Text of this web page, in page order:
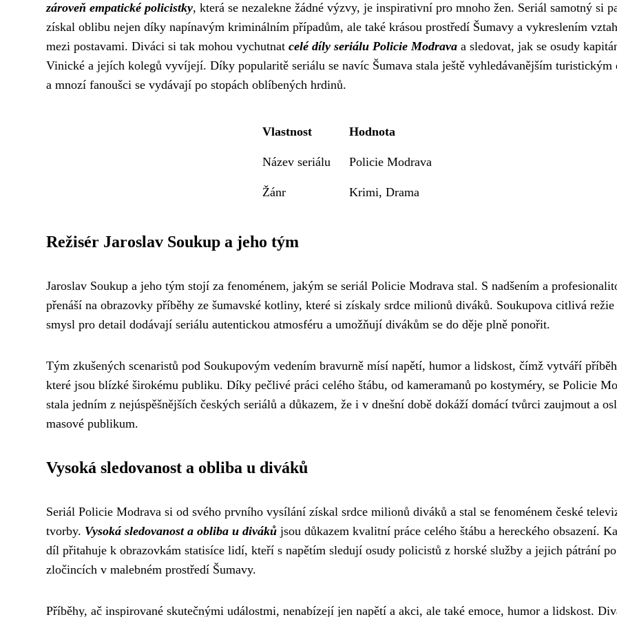
zároveň empatické policistky, která se nezalekne žádné výzvy, je inspirativní pro mnoho žen. Seriál samotný si
získal oblibu nejen díky napínavým kriminálním případům, ale také krásou prostředí Šumavy a vykreslením
mezi postavami. Diváci si tak mohou vychutnat celé díly seriálu Policie Modrava a sledovat, jak se osudy
Vinické a jejích kolegů vyvíjejí. Díky popularitě seriálu se navíc Šumava stala ještě vyhledávanějším turistickým
a mnozí fanoušci se vydávají po stopách oblíbených hrdinů.
Vlastnost Hodnota
Název seriálu Policie Modrava
Žánr Krimi, Drama
Režisér Jaroslav Soukup a jeho tým
Jaroslav Soukup a jeho tým stojí za fenoménem, jakým se seriál Policie Modrava stal. S nadšením a
přenáší na obrazovky příběhy ze šumavské kotliny, které si získaly srdce milionů diváků. Soukupova citlivá režie
smysl pro detail dodávají seriálu autentickou atmosféru a umožňují divákům se do děje plně ponořit.
Tým zkušených scenaristů pod Soukupovým vedením bravurně mísí napětí, humor a lidskost, čímž vytváří
které jsou blízké širokému publiku. Díky pečlivé práci celého štábu, od kameramanů po kostyméry, se Policie
stala jedním z nejúspěšnějších českých seriálů a důkazem, že i v dnešní době dokáží domácí tvůrci zaujmout a
masové publikum.
Vysoká sledovanost a obliba u diváků
Seriál Policie Modrava si od svého prvního vysílání získal srdce milionů diváků a stal se fenoménem české
tvorby. Vysoká sledovanost a obliba u diváků jsou důkazem kvalitní práce celého štábu a hereckého obsazení.
díl přitahuje k obrazovkám statisíce lidí, kteří s napětím sledují osudy policistů z horské služby a jejich pátrání po
zločincích v malebném prostředí Šumavy.
Příběhy, ač inspirované skutečnými událostmi, nenabízejí jen napětí a akci, ale také emoce, humor a lidskost.